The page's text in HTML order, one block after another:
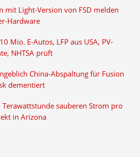
mit Light-Version von FSD melden
Hardware
Mio. E-Autos, LFP aus USA, PV-
NHTSA prüft
China-Abspaltung für Fusion
dementiert
sauberen Strom pro
in Arizona